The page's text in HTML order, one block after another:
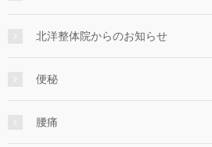
北洋整体院からのお知らせ
便秘
腰痛